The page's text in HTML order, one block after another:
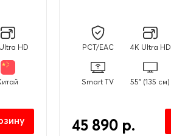
HD PCT/EAC 4K Ultra HD
Smart TV 55" (135 см)
45 890 р.